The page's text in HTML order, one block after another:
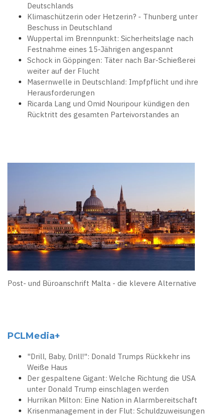
Deutschlands
Klimaschützerin oder Hetzerin? - Thunberg unter
Beschuss in Deutschland
Wuppertal im Brennpunkt: Sicherheitslage nach
Festnahme eines 15-Jährigen angespannt
Schock in Göppingen: Täter nach Bar-Schießerei
weiter auf der Flucht
Masernwelle in Deutschland: Impfpflicht und ihre
Herausforderungen
Ricarda Lang und Omid Nouripour kündigen den
Rücktritt des gesamten Parteivorstandes an
Post- und Büroanschrift Malta - die klevere Alternative
PCLMedia+
"Drill, Baby, Drill!": Donald Trumps Rückkehr ins
Weiße Haus
Der gespaltene Gigant: Welche Richtung die USA
unter Donald Trump einschlagen werden
Hurrikan Milton: Eine Nation in Alarmbereitschaft
Krisenmanagement in der Flut: Schuldzuweisungen